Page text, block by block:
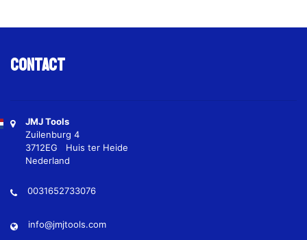
Contact
JMJ Tools
Zuilenburg 4
3712EG Huis ter Heide
Nederland
0031652733076
info@jmjtools.com